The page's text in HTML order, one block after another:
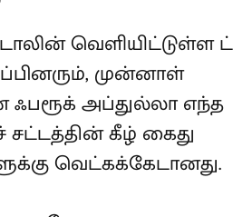
வெளியிட்டுள்ள
உறுப்பினரும்,
அப்துல்லா எந்த
சட்டத்தின் கீழ் கைது
வெட்கக்கேடானது.